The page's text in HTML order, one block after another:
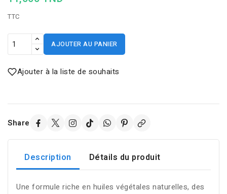
TTC
AJOUTER AU PANIER
Ajouter à la liste de souhaits
Share
Description Détails du produit
Une formule riche en huiles végétales naturelles, des